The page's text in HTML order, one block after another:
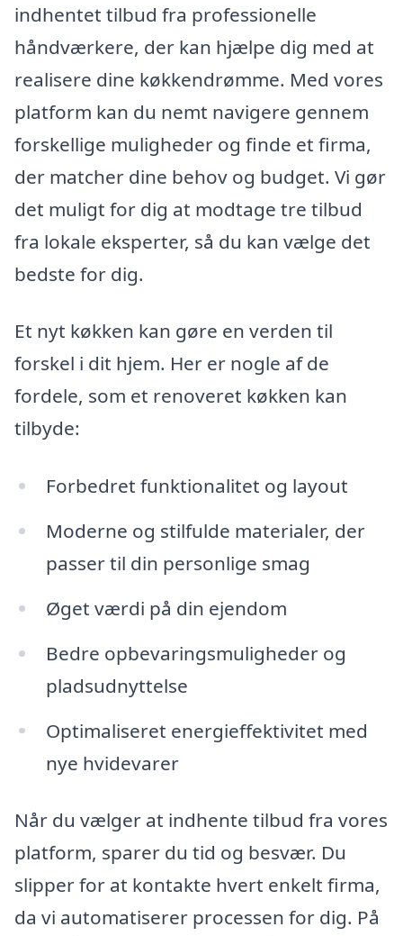
indhentet tilbud fra professionelle
håndværkere, der kan hjælpe dig med at
realisere dine køkkendrømme. Med vores
platform kan du nemt navigere gennem
forskellige muligheder og finde et firma,
der matcher dine behov og budget. Vi gør
det muligt for dig at modtage tre tilbud
fra lokale eksperter, så du kan vælge det
bedste for dig.
Et nyt køkken kan gøre en verden til
forskel i dit hjem. Her er nogle af de
fordele, som et renoveret køkken kan
tilbyde:
Forbedret funktionalitet og layout
Moderne og stilfulde materialer, der
passer til din personlige smag
Øget værdi på din ejendom
Bedre opbevaringsmuligheder og
pladsudnyttelse
Optimaliseret energieffektivitet med
nye hvidevarer
Når du vælger at indhente tilbud fra vores
platform, sparer du tid og besvær. Du
slipper for at kontakte hvert enkelt firma,
da vi automatiserer processen for dig. På